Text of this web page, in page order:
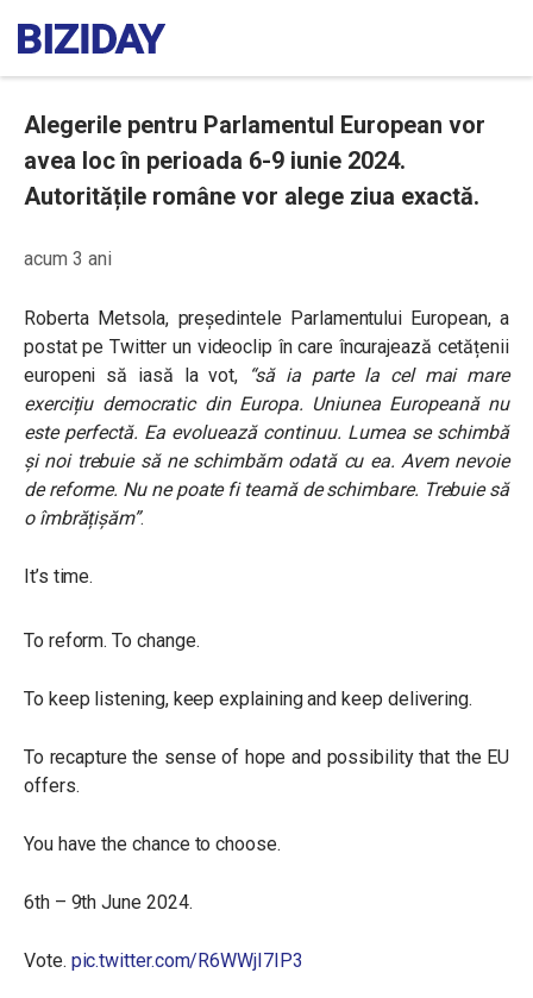
Alegerile pentru Parlamentul European vor
avea loc în perioada 6-9 iunie 2024.
Autoritățile române vor alege ziua exactă.
acum 3 ani
Roberta Metsola, președintele Parlamentului European, a
postat pe Twitter un videoclip în care încurajează cetățenii
europeni să iasă la vot,
“să ia parte la cel mai mare
exercițiu democratic din Europa. Uniunea Europeană nu
este perfectă. Ea evoluează continuu. Lumea se schimbă
și noi trebuie să ne schimbăm odată cu ea. Avem nevoie
de reforme. Nu ne poate fi teamă de schimbare. Trebuie să
o îmbrățișăm”.
It’s time.
To reform. To change.
To keep listening, keep explaining and keep delivering.
To recapture the sense of hope and possibility that the EU
offers.
You have the chance to choose.
6th – 9th June 2024.
Vote. pic.twitter.com/R6WWjI7IP3